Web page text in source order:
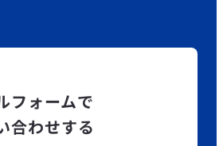
フォームで
合わせする